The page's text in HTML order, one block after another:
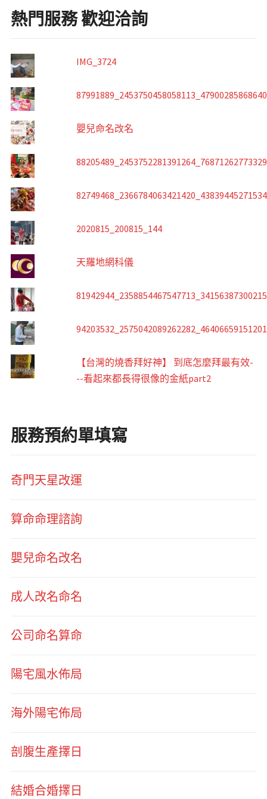
熱門服務 歡迎洽詢
IMG_3724
嬰兒命名改名
2020815_200815_144
天羅地網科儀
【台灣的燒香拜好神】 到底怎麼拜最有效-
--看起來都長得很像的金紙part2
服務預約單填寫
奇門天星改運
算命命理諮詢
嬰兒命名改名
成人改名命名
公司命名算命
陽宅風水佈局
海外陽宅佈局
剖腹生產擇日
結婚合婚擇日